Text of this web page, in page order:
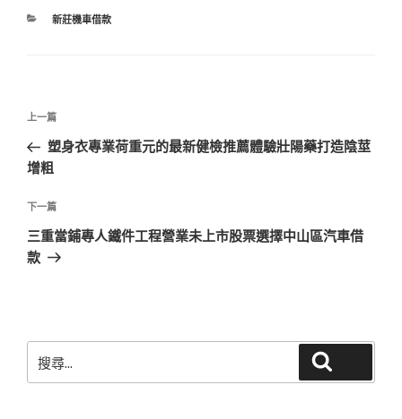
分
新莊機車借款
文
導
覽
上
一
篇
章
上一篇
塑身衣專業荷重元的最新健檢推薦體驗壯陽藥打造陰莖
增粗
下
一
篇
下一篇
三重當鋪專人鐵件工程營業未上市股票選擇中山區汽車借
款
尋